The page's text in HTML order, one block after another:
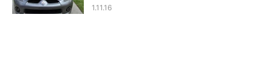
1.11.16